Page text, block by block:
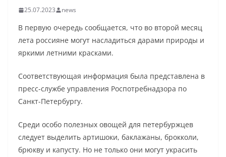
25.07.2023 news
В первую очередь сообщается, что во второй месяц
лета россияне могут насладиться дарами природы и
яркими летними красками.
Соответствующая информация была представлена в
пресс-службе управления Роспотребнадзора по
Санкт-Петербургу.
Среди особо полезных овощей для петербуржцев
следует выделить артишоки, баклажаны, брокколи,
брюкву и капусту. Но не только они могут украсить